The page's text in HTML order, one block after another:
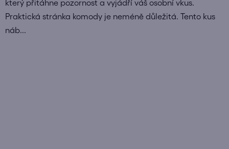
který přitáhne pozornost a vyjádří váš osobní vkus.
Praktická stránka komody je neméně důležitá. Tento kus
náb...